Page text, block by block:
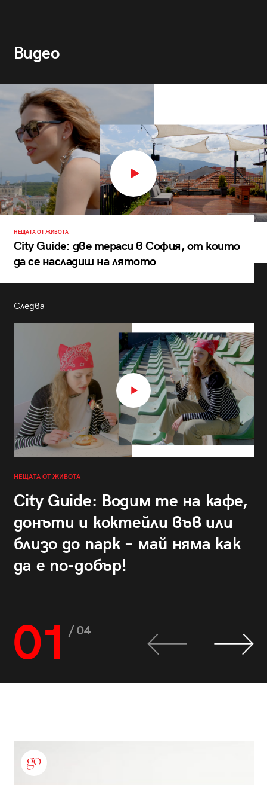
Видео
НЕЩАТА ОТ ЖИВОТА
City Guide: две тераси в София, от които
да се насладиш на лятото
Следва
НЕЩАТА ОТ ЖИВОТА
City Guide: Водим те на кафе,
донъти и коктейли във или
близо до парк – май няма как
да е по-добър!
01 / 04